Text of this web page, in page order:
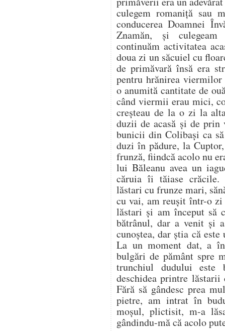
culegem romaniță sau
conducerea Doamnei
Znamăn, și
continuăm activitatea
doua zi un săcuiel cu
de primăvară însă era
pentru hrănirea viermilor
o anumită cantitate de
când viermii erau mici,
creșteau de la o zi la
duzii de acasă și de prin
bunicii din Colibași ca
duzi în pădure, la
frunză, fiindcă acolo nu
lui Băleanu avea un
căruia îi tăiase crăcile.
lăstari cu frunze mari,
cu vai, am reușit într-o
lăstari și am început să
bătrânul, dar a venit și
cunoștea, dar știa că
La un moment dat, a
bulgări de pământ spre
trunchiul dudului este
deschidea printre
Fără să gândesc prea
pietre, am intrat în
moșul, plictisit, m-a
gândindu-mă că acolo